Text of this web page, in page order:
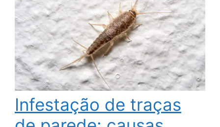
Infestação de traças